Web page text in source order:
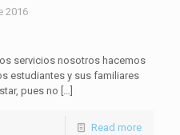
2016
servicios nosotros hacemos
estudiantes y sus familiares
pues no […]
Read more